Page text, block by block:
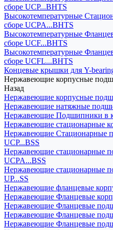
сборе UCP...BHTS
Высокотемпературные
сборе UCPA...BHTS
Высокотемпературные
сборе UCF...BHTS
Высокотемпературные
сборе UCFL...BHTS
Концевые крышки для Y-
Нержавеющие корпусные
Назад
Нержавеющие корпусные
Нержавеющие натяжные
Нержавеющие Подшипники в
Нержавеющие стационарные
Нержавеющие Стационарные
UCP...BSS
Нержавеющие стационарные
UCPA...BSS
Нержавеющие стационарные
UP...SS
Нержавеющие фланцевые
Нержавеющие Фланцевые
Нержавеющие Фланцевые
Нержавеющие Фланцевые
Нержавеющие Фланцевые